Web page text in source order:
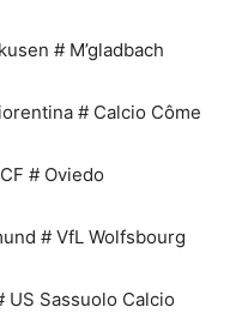
# M’gladbach
# Calcio Côme
# Oviedo
# VfL Wolfsbourg
US Sassuolo Calcio